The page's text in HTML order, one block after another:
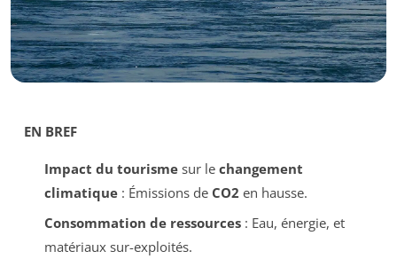
EN BREF
Impact du tourismesur le changement
climatique: Émissions de CO2 en hausse.
Consommation de ressources: Eau, énergie, et
matériaux sur-exploités.